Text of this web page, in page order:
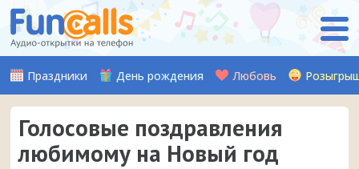
Праздники День рождения Любовь
Голосовые поздравления
любимому на Новый год